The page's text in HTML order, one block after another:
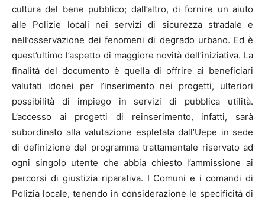
cultura del bene pubblico; dall’altro, di fornire un aiuto
alle Polizie locali nei servizi di sicurezza stradale e
nell’osservazione dei fenomeni di degrado urbano. Ed è
quest’ultimo l’aspetto di maggiore novità dell’iniziativa. La
finalità del documento è quella di offrire ai beneficiari
valutati idonei per l’inserimento nei progetti, ulteriori
possibilità di impiego in servizi di pubblica utilità.
L’accesso ai progetti di reinserimento, infatti, sarà
subordinato alla valutazione espletata dall’Uepe in sede
di definizione del programma trattamentale riservato ad
ogni singolo utente che abbia chiesto l’ammissione ai
percorsi di giustizia riparativa. I Comuni e i comandi di
Polizia locale, tenendo in considerazione le specificità di